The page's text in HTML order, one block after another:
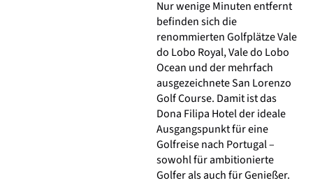
Nur wenige Minuten entfernt
befinden sich die
renommierten Golfplätze Vale
do Lobo Royal, Vale do Lobo
Ocean und der mehrfach
ausgezeichnete San Lorenzo
Golf Course. Damit ist das
Dona Filipa Hotel der ideale
Ausgangspunkt für eine
Golfreise nach Portugal –
sowohl für ambitionierte
Golfer als auch für Genießer.